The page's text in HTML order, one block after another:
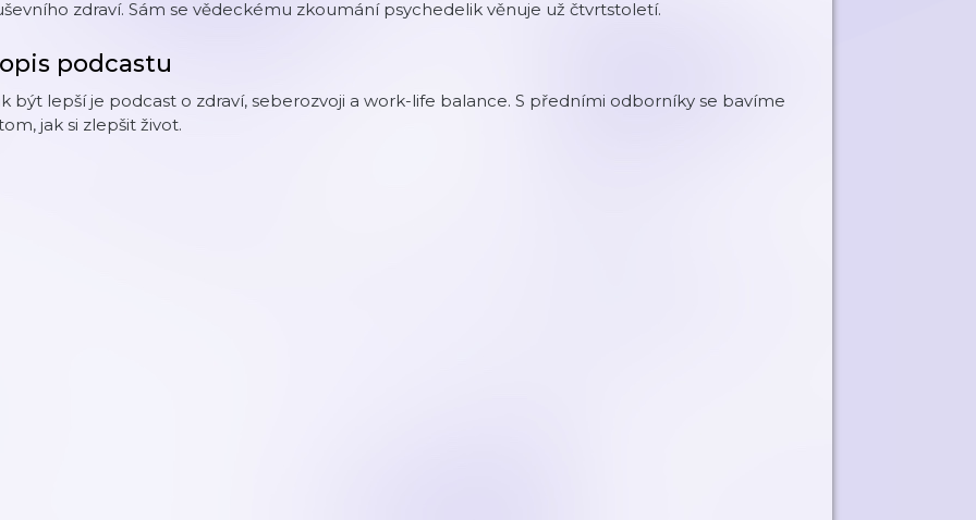
zdraví. Sám se vědeckému zkoumání psychedelik věnuje už čtvrtstoletí.
podcastu
být lepší je podcast o zdraví, seberozvoji a work-life balance. S předními odborníky se bavíme
jak si zlepšit život.